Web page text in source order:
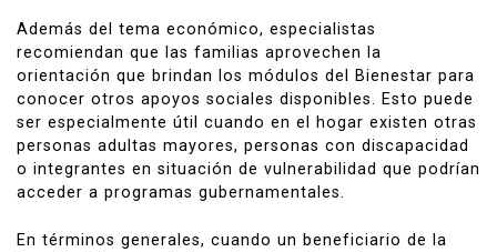
Además del tema económico, especialistas
recomiendan que las familias aprovechen la
orientación que brindan los módulos del Bienestar para
conocer otros apoyos sociales disponibles. Esto puede
ser especialmente útil cuando en el hogar existen otras
personas adultas mayores, personas con discapacidad
o integrantes en situación de vulnerabilidad que podrían
acceder a programas gubernamentales.
En términos generales, cuando un beneficiario de la